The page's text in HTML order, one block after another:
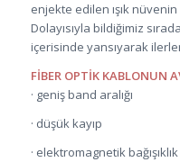
enjekte edilen ışık
Dolayısıyla bildiğimiz
içerisinde yansıyarak
FİBER OPTİK KABLONUN
· geniş band aralığı
· düşük kayıp
· elektromagnetik bağışıklık